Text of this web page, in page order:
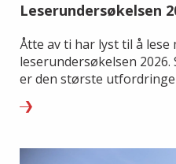
Leserundersøkelsen
Åtte av ti har lyst til å lese
leserundersøkelsen
er den største